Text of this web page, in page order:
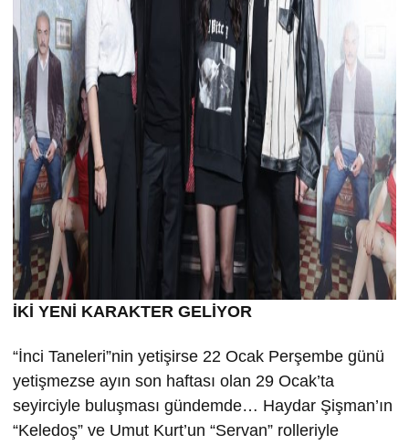
İKİ YENİ KARAKTER GELİYOR
“İnci Taneleri”nin yetişirse 22 Ocak Perşembe günü
yetişmezse ayın son haftası olan 29 Ocak’ta
seyirciyle buluşması gündemde… Haydar Şişman’ın
“Keledoş” ve Umut Kurt’un “Servan” rolleriyle